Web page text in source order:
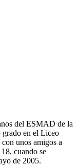
del ESMAD de la
grado en el Liceo
unos amigos a
cuando se
de 2005.